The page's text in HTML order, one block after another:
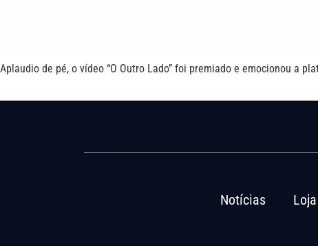
Aplaudio de pé, o vídeo “O Outro Lado” foi premiado e emocionou a
Notícias Loja